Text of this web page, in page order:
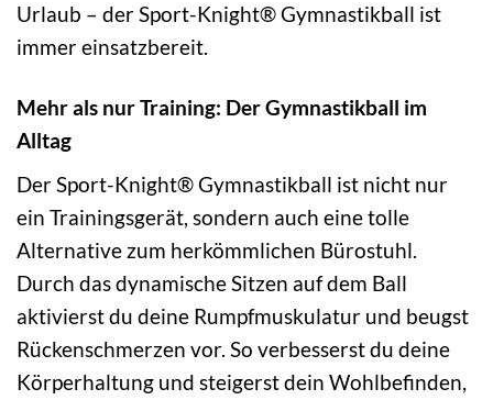
Urlaub – der Sport-Knight® Gymnastikball ist
immer einsatzbereit.
Mehr als nur Training: Der Gymnastikball im
Alltag
Der Sport-Knight® Gymnastikball ist nicht nur
ein Trainingsgerät, sondern auch eine tolle
Alternative zum herkömmlichen Bürostuhl.
Durch das dynamische Sitzen auf dem Ball
aktivierst du deine Rumpfmuskulatur und beugst
Rückenschmerzen vor. So verbesserst du deine
Körperhaltung und steigerst dein Wohlbefinden,